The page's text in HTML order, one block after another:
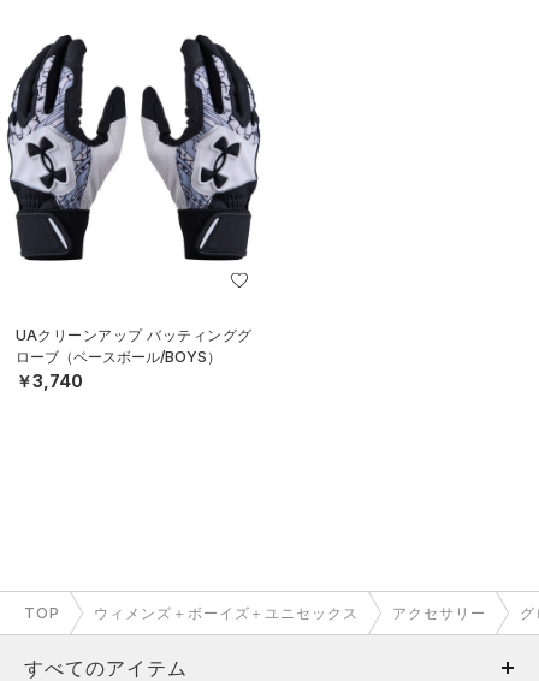
UAクリーンアップ バッティンググ
ローブ（ベースボール/BOYS）
￥3,740
TOP ウィメンズ＋ボーイズ＋ユニセックス アクセサリー
すべてのアイテム